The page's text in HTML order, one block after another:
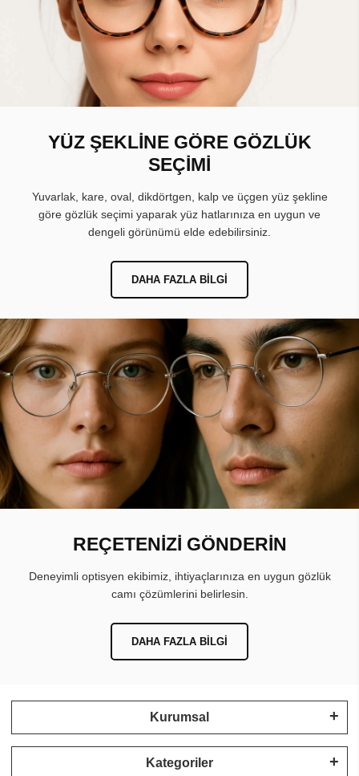
YÜZ ŞEKLİNE GÖRE GÖZLÜK
SEÇİMİ
Yuvarlak, kare, oval, dikdörtgen, kalp ve üçgen yüz şekline
göre gözlük seçimi yaparak yüz hatlarınıza en uygun ve
dengeli görünümü elde edebilirsiniz.
DAHA FAZLA BILGI
REÇETENİZİ GÖNDERİN
Deneyimli optisyen ekibimiz, ihtiyaçlarınıza en uygun gözlük
camı çözümlerini belirlesin.
DAHA FAZLA BILGI
Kurumsal
Kategoriler